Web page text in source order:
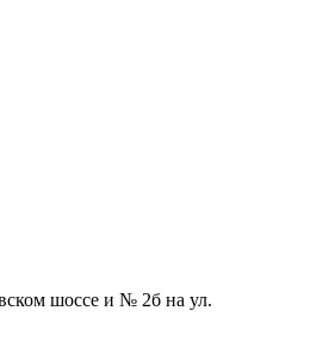
шоссе и № 2б на ул.